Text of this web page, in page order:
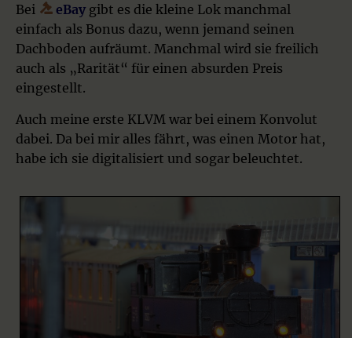
Bei eBay gibt es die kleine Lok manchmal
einfach als Bonus dazu, wenn jemand seinen
Dachboden aufräumt. Manchmal wird sie freilich
auch als „Rarität“ für einen absurden Preis
eingestellt.
Auch meine erste KLVM war bei einem Konvolut
dabei. Da bei mir alles fährt, was einen Motor hat,
habe ich sie digitalisiert und sogar beleuchtet.